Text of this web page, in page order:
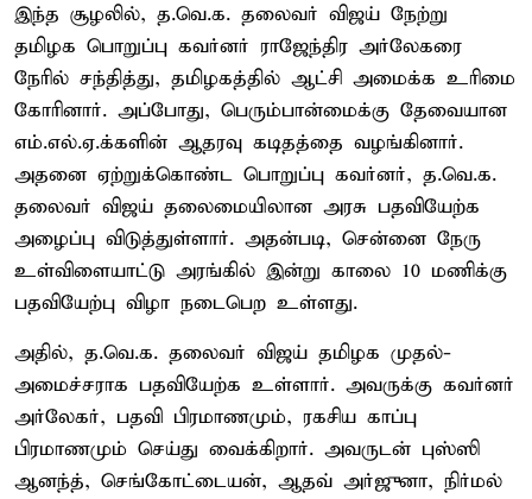
இந்த சூழலில், த.வெ.க. தலைவர் விஜய் நேற்று
தமிழக பொறுப்பு கவர்னர் ராஜேந்திர அர்லேகரை
நேரில் சந்தித்து, தமிழகத்தில் ஆட்சி அமைக்க உரிமை
கோரினார். அப்போது, பெரும்பான்மைக்கு தேவையான
எம்.எல்.ஏ.க்களின் ஆதரவு கடிதத்தை வழங்கினார்.
அதனை ஏற்றுக்கொண்ட பொறுப்பு கவர்னர், த.வெ.க.
தலைவர் விஜய் தலைமையிலான அரசு பதவியேற்க
அழைப்பு விடுத்துள்ளார். அதன்படி, சென்னை நேரு
உள்விளையாட்டு அரங்கில் இன்று காலை 10 மணிக்கு
பதவியேற்பு விழா நடைபெற உள்ளது.
அதில், த.வெ.க. தலைவர் விஜய் தமிழக முதல்-
அமைச்சராக பதவியேற்க உள்ளார். அவருக்கு கவர்னர்
அர்லேகர், பதவி பிரமாணமும், ரகசிய காப்பு
பிரமாணமும் செய்து வைக்கிறார். அவருடன் புஸ்ஸி
ஆனந்த், செங்கோட்டையன், ஆதவ் அர்ஜுனா, நிர்மல்